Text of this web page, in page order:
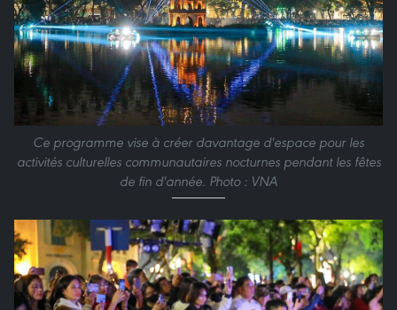
Ce programme vise à créer davantage d'espace pour les
activités culturelles communautaires nocturnes pendant les fêtes
de fin d'année. Photo : VNA